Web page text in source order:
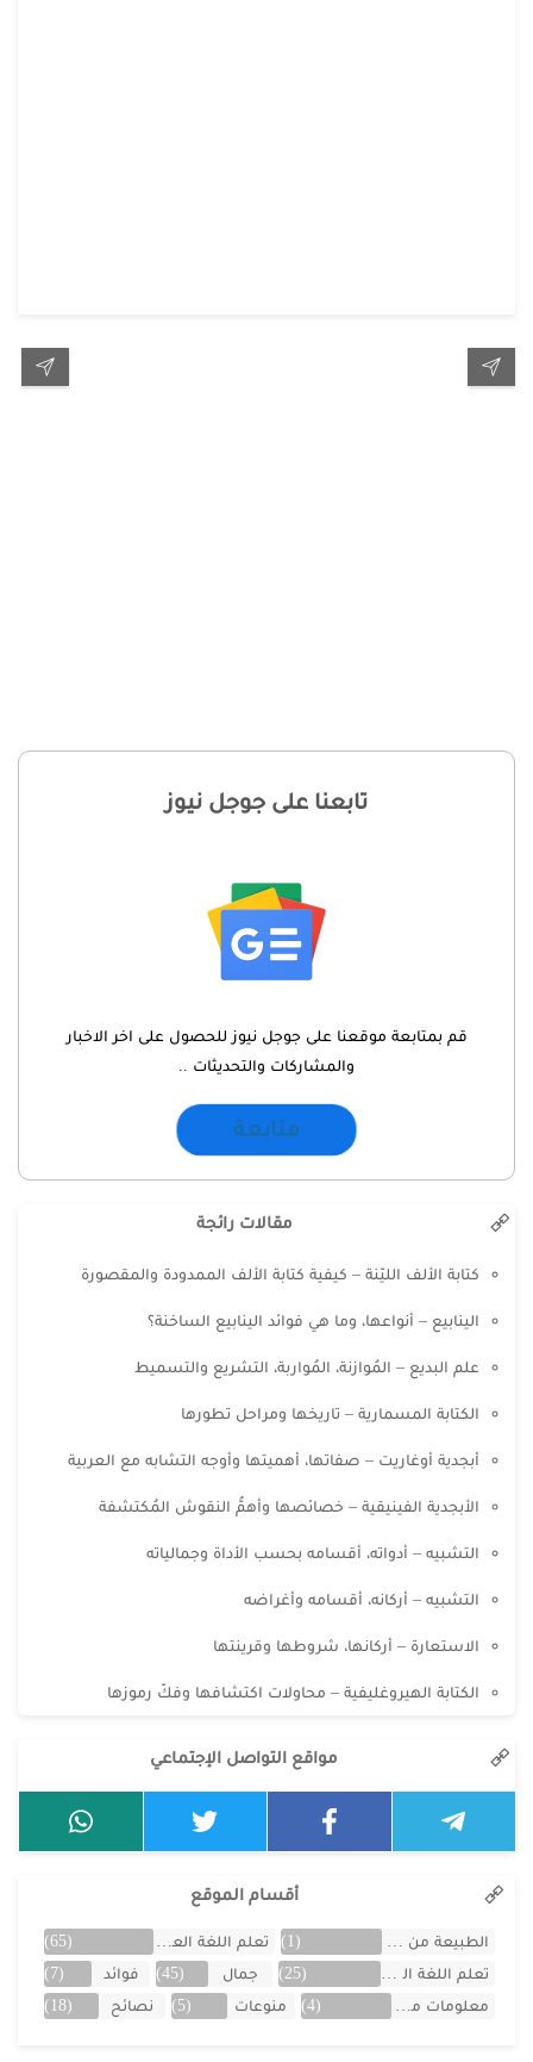
تابعنا على جوجل نيوز
قم بمتابعة موقعنا على جوجل نيوز للحصول على اخر الاخبار
والمشاركات والتحديثات ..
متابعة
مقالات رائجة
كتابة الألف الليّنة – كيفية كتابة الألف الممدودة والمقصورة
الينابيع – أنواعها، وما هي فوائد الينابيع الساخنة؟
علم البديع – المُوازنة، المُواربة، التشريع والتسميط
الكتابة المسمارية – تاريخها ومراحل تطورها
أبجدية أوغاريت – صفاتها، أهميتها وأوجه التشابه مع العربية
الأبجدية الفينيقية – خصائصها وأهمُّ النقوش المُكتشفة
التشبيه – أدواته، أقسامه بحسب الأداة وجمالياته
التشبيه – أركانه، أقسامه وأغراضه
الاستعارة – أركانها، شروطها وقرينتها
الكتابة الهيروغليفية – محاولات اكتشافها وفكّ رموزها
مواقع التواصل الإجتماعي
أقسام الموقع
الطبيعة من البلد (1) تعلم اللغة العربية
(65)
تعلم اللغة الفرنسية
(25) جمال (45) فوائد
(7)
معلومات من البلد
(4) منوعات (5) نصائح (18)